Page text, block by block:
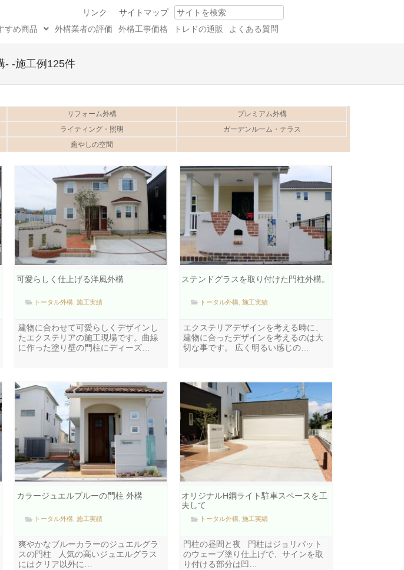
Search
サイトマップ
リンク
すめ商品 外構業者の評価 外構工事価格 トレドの通販 よくある質問
- -施工例125件
リフォーム外構
プレミアム外構
ライティング・照明
ガーデンルーム・テラス
癒やしの空間
可愛らしく仕上げる洋風外構
トータル外構,施工実績
建物に合わせて可愛らしくデザインし
たエクステリアの施工現場です。曲線
に作った塗り壁の門柱にディーズ…
ステンドグラスを取り付けた門柱外構。
トータル外構, 施工実績
エクステリアデザインを考える時に、
建物に合ったデザインを考えるのは大
切な事です。 広く明るい感じの…
カラージュエルブルーの門柱 外構
トータル外構,施工実績
爽やかなブルーカラーのジュエルグラ
スの門柱 人気の高いジュエルグラス
にはクリア以外に…
オリジナルH鋼ライト駐車スペースを工
夫して
トータル外構, 施工実績
門柱の昼間と夜 門柱はジョリパット
のウェーブ塗り仕上げで、サインを取
り付ける部分は凹…